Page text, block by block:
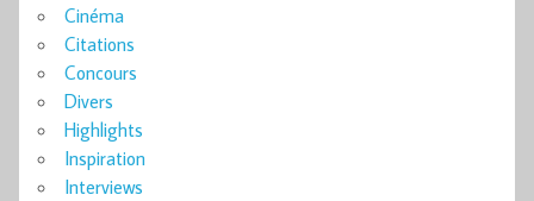
Cinéma
Citations
Concours
Divers
Highlights
Inspiration
Interviews